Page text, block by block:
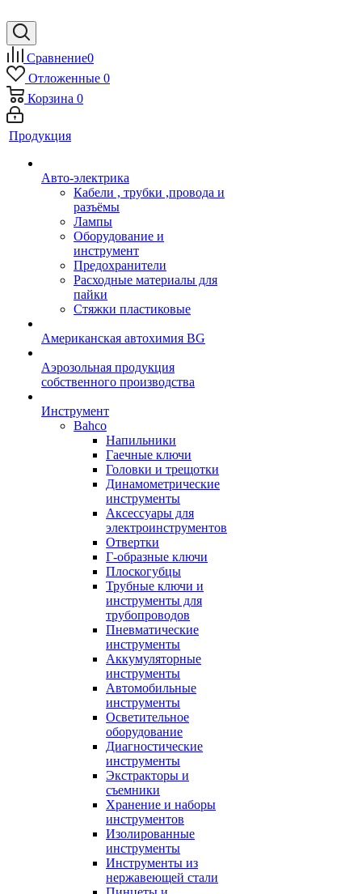
Сравнение0
Отложенные 0
Корзина 0
Продукция
Авто-электрика
Кабели , трубки ,провода и
разъёмы
Лампы
Оборудование и
инструмент
Предохранители
Расходные материалы для
пайки
Стяжки пластиковые
Американская автохимия BG
Аэрозольная продукция
собственного производства
Инструмент
Bahco
Напильники
Гаечные ключи
Головки и трещотки
Динамометрические
инструменты
Аксессуары для
электроинструментов
Отвертки
Г-образные ключи
Плоскогубцы
Трубные ключи и
инструменты для
трубопроводов
Пневматические
инструменты
Аккумуляторные
инструменты
Автомобильные
инструменты
Осветительное
оборудование
Диагностические
инструменты
Экстракторы и
съемники
Хранение и наборы
инструментов
Изолированные
инструменты
Инструменты из
нержавеющей стали